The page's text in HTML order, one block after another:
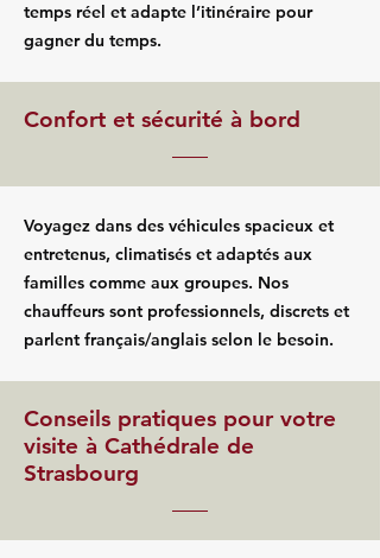
temps réel et adapte l’itinéraire pour
gagner du temps.
Confort et sécurité à bord
Voyagez dans des véhicules spacieux et
entretenus, climatisés et adaptés aux
familles comme aux groupes. Nos
chauffeurs sont professionnels, discrets et
parlent français/anglais selon le besoin.
Conseils pratiques pour votre
visite à Cathédrale de
Strasbourg